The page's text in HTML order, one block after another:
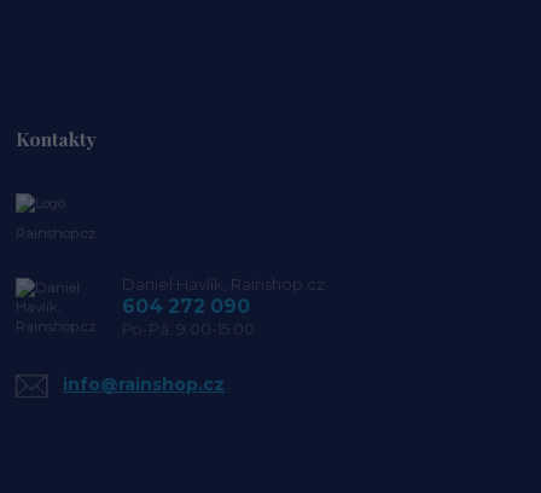
Kontakty
Rainshop.cz
Daniel Havlík, Rainshop.cz
604 272 090
Po-Pá: 9.00-15.00
info@rainshop.cz